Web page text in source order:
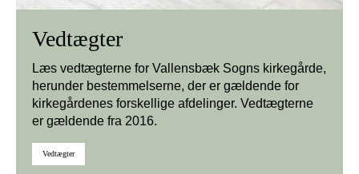
Vedtægter
Læs vedtægterne for Vallensbæk Sogns kirkegårde,
herunder bestemmelserne, der er gældende for
kirkegårdenes forskellige afdelinger. Vedtægterne
er gældende fra 2016.
Vedtægter